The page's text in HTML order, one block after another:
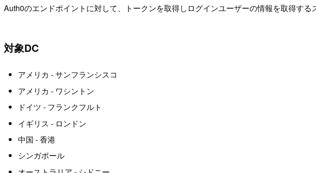
Auth0のエンドポイントに対して、トークンを取得しログインユーザーの情報を取得す
対象DC
アメリカ - サンフランシスコ
アメリカ - ワシントン
ドイツ - フランクフルト
イギリス - ロンドン
中国 - 香港
シンガポール